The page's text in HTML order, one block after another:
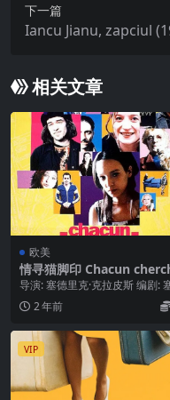
下一篇
Iancu Jianu, zapciul
相关文章
欧美
情寻猫脚印 Chacun
son chat (1996)
导演: 塞德里克·克拉皮斯 编剧:
里克·克拉皮斯 主演: Garance ...
2 年前
VIP